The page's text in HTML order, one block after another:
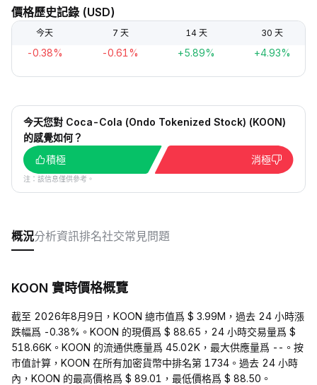
價格歷史記錄 (USD)
今天 7 天 14 天 30 天
-0.38% -0.61% +5.89% +4.93%
今天您對 Coca-Cola (Ondo Tokenized Stock) (KOON)
的感覺如何？
積極
消極
注：該信息僅供參考。
概況分析資訊排名社交常見問題
KOON 實時價格概覽
截至 2026年8月9日，KOON 總市值爲 $ 3.99M，過去 24 小時漲
跌幅爲 -0.38%。KOON 的現價爲 $ 88.65，24 小時交易量爲 $
518.66K。KOON 的流通供應量爲 45.02K，最大供應量爲 --。按
市值計算，KOON 在所有加密貨幣中排名第 1734。過去 24 小時
內，KOON 的最高價格爲 $ 89.01，最低價格爲 $ 88.50。